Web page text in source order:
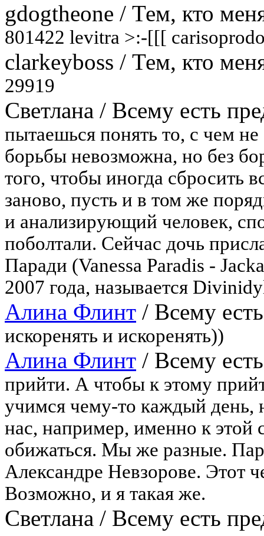
gdogtheone / Тем, кто
801422 levitra >:-[[[
clarkeyboss / Тем, кто
29919
Светлана / Всему есть
пытаешься понять то, с чем
борьбы невозможна, но без
того, чтобы иногда сбросить
заново, пусть и в том же
и анализирующий человек,
поболтали. Сейчас дочь
Паради (Vanessa Paradis -
2007 года, называется
Алина Флинт / Всему
искоренять и искоренять))
Алина Флинт / Всему
прийти. А чтобы к этому
учимся чему-то каждый день,
нас, например, именно к этой
обижаться. Мы же разные.
Александре Невзорове. Этот
Возможно, и я такая же.
Светлана / Всему есть